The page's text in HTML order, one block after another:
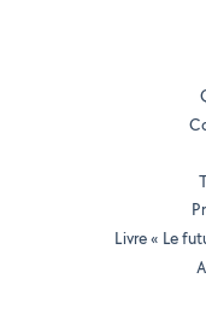
Livre « Le